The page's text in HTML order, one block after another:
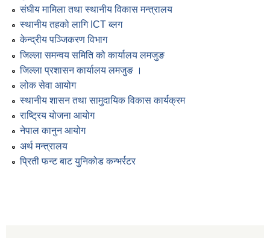
संघीय मामिला तथा स्थानीय विकास मन्त्रालय
स्थानीय तहको लागि ICT ब्लग
केन्द्रीय पञ्जिकरण विभाग
जिल्ला समन्वय समिति को कार्यालय लमजुङ
जिल्ला प्रशासन कार्यालय लमजुङ ।
लोक सेवा आयोग
स्थानीय शासन तथा सामुदायिक विकास कार्यक्रम
राष्ट्रिय योजना आयोग
नेपाल कानुन आयोग
अर्थ मन्त्रालय
प्रिती फन्ट बाट युनिकोड कन्भर्रटर